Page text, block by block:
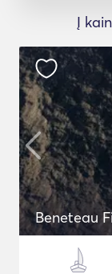
Į
Beneteau